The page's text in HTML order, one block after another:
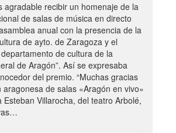
recibir un homenaje de la
de salas de música en directo
anual con la presencia de la
de ayto. de Zaragoza y el
de cultura de la
de Aragón”. Así se expresaba
del premio. “Muchas gracias
aragonesa de salas «Aragón en vivo»
Esteban Villarocha, del teatro Arbolé,